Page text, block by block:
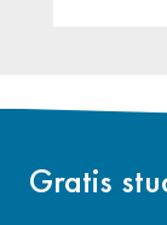
Gratis